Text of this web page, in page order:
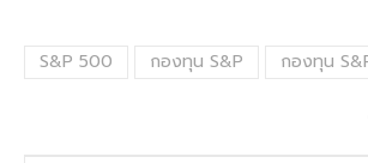
S&P 500 กองทุน S&P กองทุน